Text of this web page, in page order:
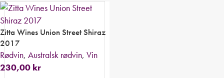
Zitta Wines Union Street Shiraz
2017
Rødvin, Australsk rødvin, Vin
230,00 kr